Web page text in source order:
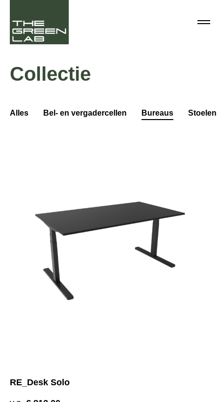
Collectie
Alles Bel- en vergadercellen Bureaus Stoelen
RE_Desk Solo